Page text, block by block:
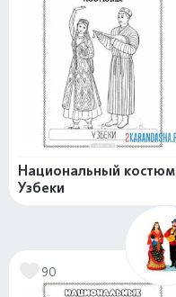
Национальный костюм
Узбеки
90